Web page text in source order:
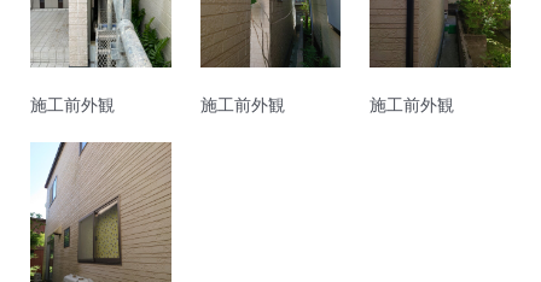
施工前外観 施工前外観 施工前外観